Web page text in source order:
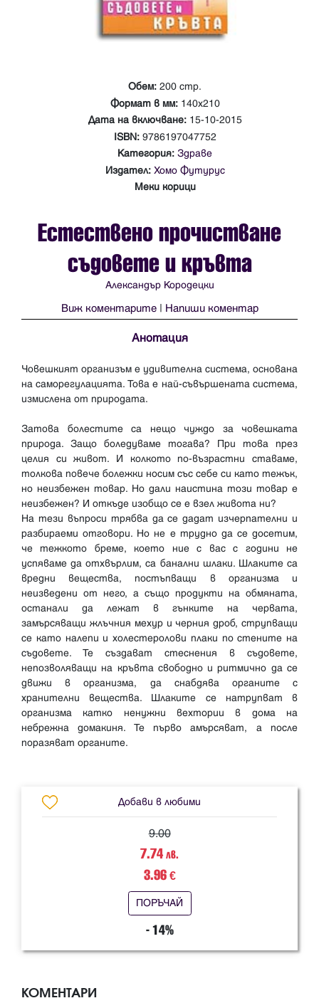
Обем: 200 стр.
Формат в мм: 140х210
Дата на включване: 15-10-2015
ISBN: 9786197047752
Категория: Здраве
Издател: Хомо Футурус
Меки корици
Естествено прочистване
съдовете и кръвта
Александър Кородецки
Виж коментарите | Напиши коментар
Анотация
Човешкият организъм е удивителна система, основана
на саморегулацията. Това е най-съвършената система,
измислена от природата.
Затова болестите са нещо чуждо за човешката
природа. Защо боледуваме тогава? При това през
целия си живот. И колкото по-възрастни ставаме,
толкова повече болежки носим със себе си като тежък,
но неизбежен товар. Но дали наистина този товар е
неизбежен? И откъде изобщо се е взел живота ни?
На тези въпроси трябва да се дадат изчерпателни и
разбираеми отговори. Но не е трудно да се досетим,
че тежкото бреме, което ние с вас с години не
успяваме да отхвърлим, са банални шлаки. Шлаките са
вредни вещества, постъпващи в организма и
неизведени от него, а също продукти на обмяната,
останали да лежат в гънките на червата,
замърсяващи жлъчния мехур и черния дроб, струпващи
се като налепи и холестеролови плаки по стените на
съдовете. Те създават стеснения в съдовете,
непозволяващи на кръвта свободно и ритмично да се
движи в организма, да снабдява органите с
хранителни вещества. Шлаките се натрупват в
организма катко ненужни вехтории в дома на
небрежна домакиня. Те първо амърсяват, а после
поразяват органите.
Добави в любими
9.00
7.74 лв.
3.96€
ПОРЪЧАЙ
- 14%
КОМЕНТАРИ